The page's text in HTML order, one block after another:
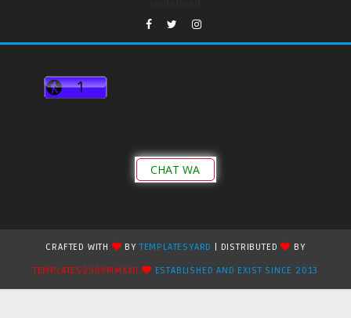
CHAT WA
CRAFTED WITH BYTEMPLATESYARD | DISTRIBUTED
BY
TEMPLATES2909MMXXII
ESTABLISHED AND EXIST SINCE 2013